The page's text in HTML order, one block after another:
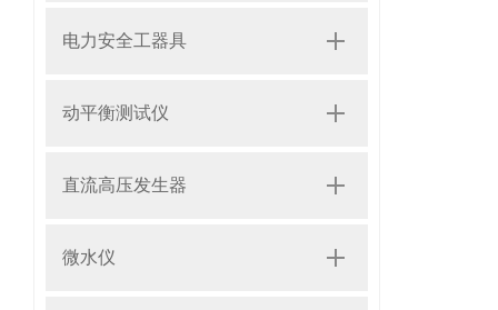
电力安全工器具
动平衡测试仪
直流高压发生器
微水仪